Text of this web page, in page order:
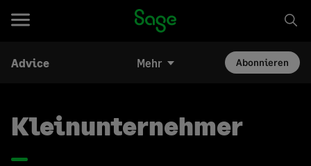
Advice Mehr Abonnieren
Kleinunternehmer